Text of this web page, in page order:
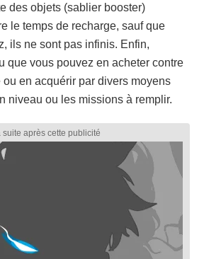
des objets (sablier booster)
le temps de recharge, sauf que
ils ne sont pas infinis. Enfin,
que vous pouvez en acheter contre
en acquérir par divers moyens
niveau ou les missions à remplir.